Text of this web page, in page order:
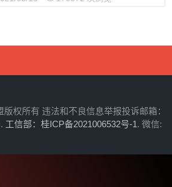
权所有 违法和不良信息举报投诉邮箱：
工信部：桂ICP备2021006532号-1. 微信: